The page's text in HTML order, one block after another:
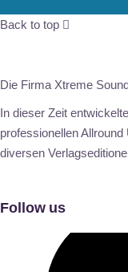
Back to top
Die Firma Xtreme
In dieser Zeit
professionellen
diversen
Follow us